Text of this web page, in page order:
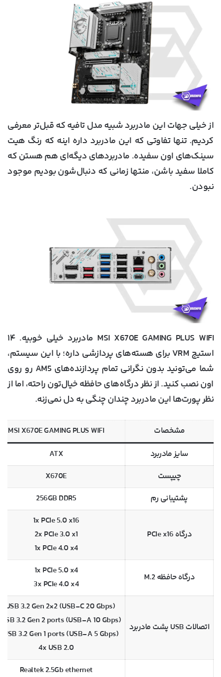
از خیلی جهات این مادربرد شبیه مدل تافیه که قبل‌تر معرفی
کردیم. تنها تفاوتی که این مادربرد داره اینه که رنگ هیت
سینک‌های اون سفیده. مادربردهای دیگه‌ای هم هستن که
کاملا سفید باشن، منتها زمانی که دنبال‌شون بودیم موجود
نبودن.
MSI X670E GAMING PLUS WIFI مادربرد خیلی خوبیه. ۱۴
استیج VRM برای هسته‌های پردازشی داره؛ با این سیستم،
شما می‌تونید بدون نگرانی تمام پردازنده‌های AM5 رو روی
اون نصب کنید. از نظر درگاه‌های حافظه خیال‌تون راحته، اما از
نظر پورت‌ها این مادربرد چندان چنگی به دل نمی‌زنه.
مشخصات
MSI X670E GAMING PLUS WIFI
سایز مادربرد
ATX
چیپست
X670E
پشتیبانی رم
256GB DDR5
درگاه PCIe x16
1x PCIe 5.0 x16
2x PCIe 3.0 x1
1x PCIe 4.0 x4
درگاه حافظه M.2
1x PCIe 5.0 x4
3x PCIe 4.0 x4
اتصالات USB پشت مادربرد
USB 3.2 Gen 2×2 (USB-C 20 Gbps)
3.2 Gen 2 ports (USB-A 10 Gbps)
USB 3.2 Gen 1 ports (USB-A 5 Gbps)
4x USB 2.0
Realtek 2.5Gb ethernet